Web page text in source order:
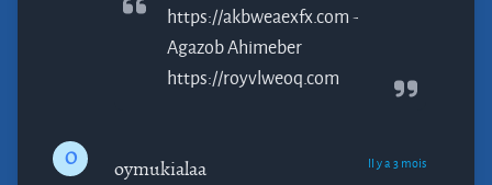
https://akbweaexfx.com -
AgazobAhimeber
https://royvlweoq.com
O oymukialaa Il y a 3 mois